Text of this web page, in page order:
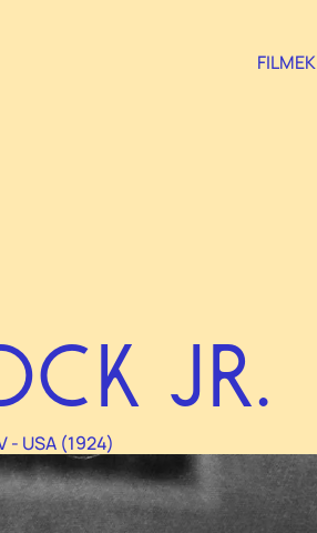
FILMEK
JR.
- USA (1924)